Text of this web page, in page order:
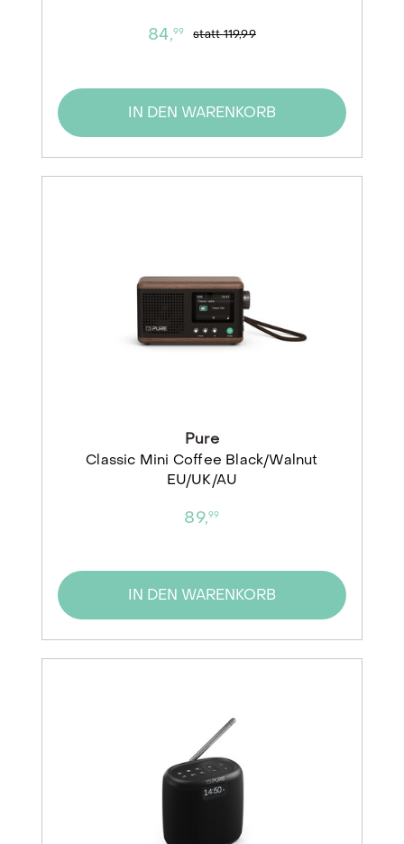
84,99 statt119,99
IN DEN WARENKORB
Pure
Classic Mini Coffee Black/Walnut
EU/UK/AU
89,99
IN DEN WARENKORB